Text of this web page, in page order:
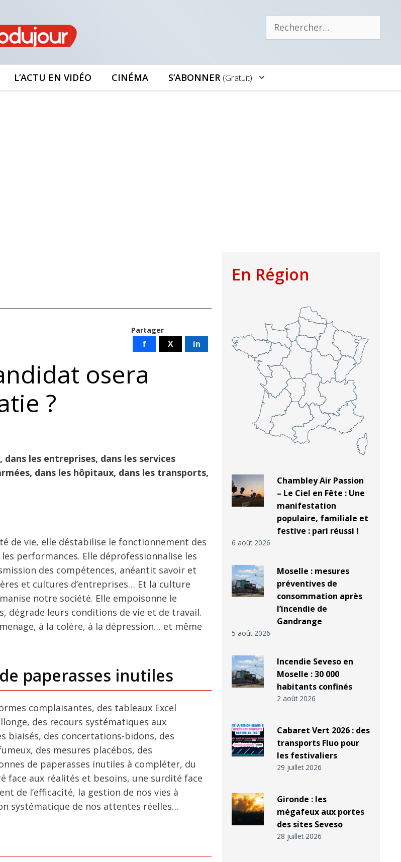
Rechercher :
L’ACTU EN VIDÉO CINÉMA S’ABONNER (gratuit)
Partager
f X in
osera
?
les entreprises, dans les services
dans les hôpitaux, dans les transports,
de vie, elle déstabilise le fonctionnement des
performances. Elle déprofessionnalise les
des compétences, anéantit savoir et
et cultures d’entreprises… Et la culture
notre société. Elle empoisonne le
dégrade leurs conditions de vie et de travail.
à la colère, à la dépression… et même
paperasses inutiles
complaisantes, des tableaux Excel
des recours systématiques aux
biaisés, des concertations-bidons, des
des mesures placébos, des
de paperasses inutiles à compléter, du
face aux réalités et besoins, une surdité face
de l’efficacité, la gestion de nos vies à
systématique de nos attentes réelles…
En Région
Chambley Air Passion
– Le Ciel en Fête : Une
manifestation
populaire, familiale et
festive : pari réussi !
6 août 2026
Moselle : mesures
préventives de
consommation après
l’incendie de
Gandrange
5 août 2026
Incendie Seveso en
Moselle : 30 000
habitants confinés
2 août 2026
Cabaret Vert 2026 : des
transports Fluo pour
les festivaliers
29 juillet 2026
Gironde : les
mégafeux aux portes
des sites Seveso
28 juillet 2026